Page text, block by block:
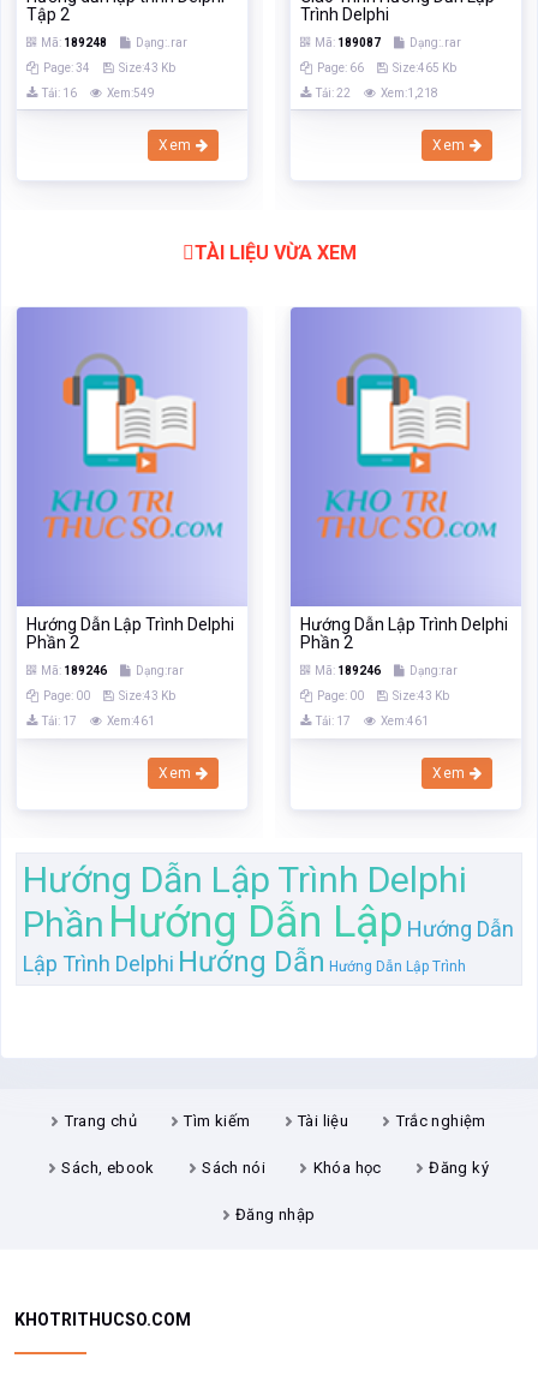
Tập 2
Mã: 189248
Dạng:.rar
Page: 34
Size:43 Kb
Tải: 16
Xem:549
Xem
Trình Delphi
Mã: 189087
Dạng:.rar
Page: 66
Size:465 Kb
Tải: 22
Xem:1,218
Xem
TÀI LIỆU VỪA XEM
Hướng Dẫn Lập Trình Delphi
Phần 2
Mã: 189246
Dạng:rar
Page: 00
Size:43 Kb
Tải: 17
Xem:461
Xem
Hướng Dẫn Lập Trình Delphi
Phần 2
Mã: 189246
Dạng:rar
Page: 00
Size:43 Kb
Tải: 17
Xem:461
Xem
Hướng Dẫn Lập Trình Delphi
Phần Hướng Dẫn Lập Hướng Dẫn
Lập Trình Delphi Hướng Dẫn Hướng Dẫn Lập Trình
Trang chủ Tìm kiếm Tài liệu Trắc nghiệm
Sách, ebook Sách nói Khóa học Đăng ký
Đăng nhập
KHOTRITHUCSO.COM